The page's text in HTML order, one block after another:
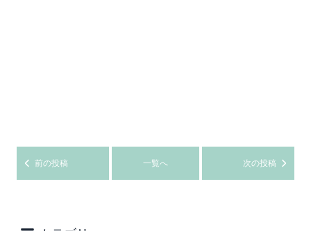
前の投稿 一覧へ 次の投稿